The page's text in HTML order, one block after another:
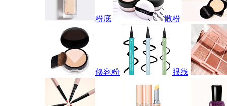
粉底 散粉
修容粉 眼线